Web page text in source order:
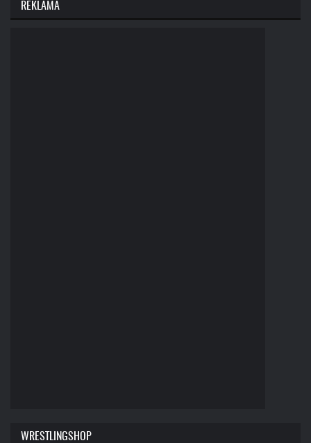
REKLAMA
WRESTLINGSHOP